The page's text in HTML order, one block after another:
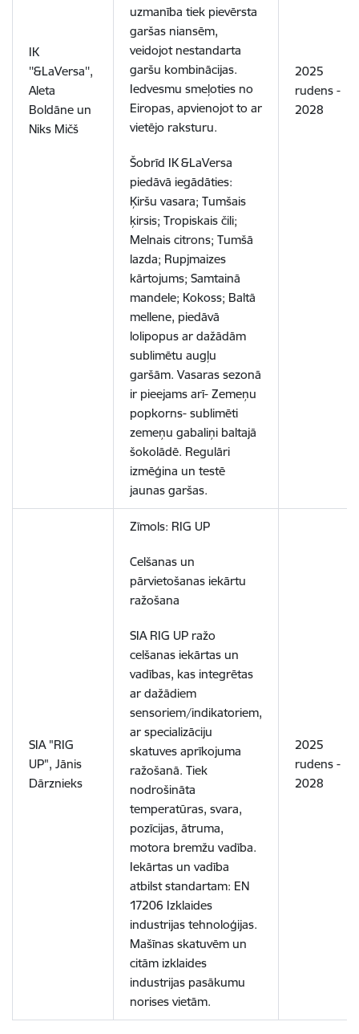
IK
''&LaVersa'',
Aleta
Boldāne un
Niks Mičš
uzmanība tiek pievērsta
garšas niansēm,
veidojot nestandarta
garšu kombinācijas.
Iedvesmu smeļoties no
Eiropas, apvienojot to ar
vietējo raksturu.
Šobrīd IK &LaVersa
piedāvā iegādāties:
Ķiršu vasara; Tumšais
ķirsis; Tropiskais čili;
Melnais citrons; Tumšā
lazda; Rupjmaizes
kārtojums; Samtainā
mandele; Kokoss; Baltā
mellene, piedāvā
lolipopus ar dažādām
sublimētu augļu
garšām. Vasaras sezonā
ir pieejams arī- Zemeņu
popkorns- sublimēti
zemeņu gabaliņi baltajā
šokolādē. Regulāri
izmēģina un testē
jaunas garšas.
2025
rudens -
2028
SIA "RIG
UP", Jānis
Dārznieks
Zīmols: RIG UP
Celšanas un
pārvietošanas iekārtu
ražošana
SIA RIG UP ražo
celšanas iekārtas un
vadības, kas integrētas
ar dažādiem
sensoriem/indikatoriem,
ar specializāciju
skatuves aprīkojuma
ražošanā. Tiek
nodrošināta
temperatūras, svara,
pozīcijas, ātruma,
motora bremžu vadība.
Iekārtas un vadība
atbilst standartam: EN
17206 Izklaides
industrijas tehnoloģijas.
Mašīnas skatuvēm un
citām izklaides
industrijas pasākumu
norises vietām.
2025
rudens -
2028